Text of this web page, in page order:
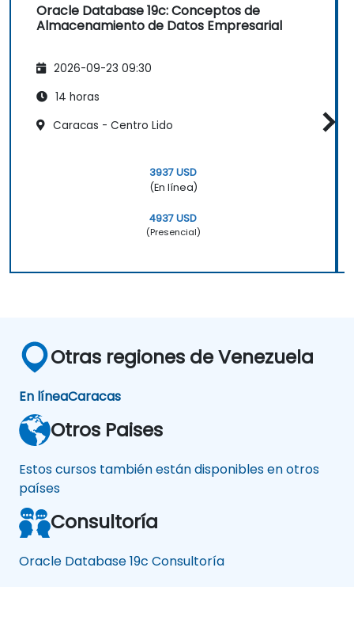
Oracle Database 19c: Conceptos de
Almacenamiento de Datos Empresarial
2026-09-23 09:30
14 horas
Caracas - Centro Lido
3937 USD
(En línea)
4937 USD
(Presencial)
Otras regiones de Venezuela
En líneaCaracas
Otros Paises
Estos cursos también están disponibles en otros
países
Consultoría
Oracle Database 19c Consultoría